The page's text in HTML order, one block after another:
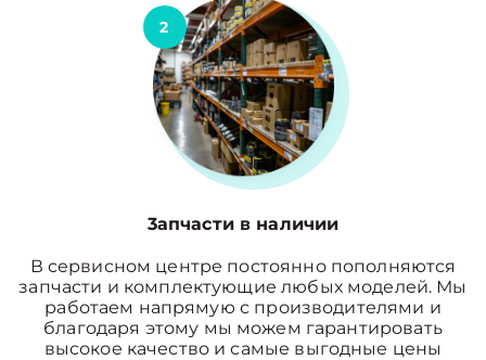
2
3апчасти в наличии
В сервисном центре постоянно пополняются
запчасти и комплектующие любых моделей. Мы
работаем напрямую с производителями и
благодаря этому мы можем гарантировать
высокое качество и самые выгодные цены